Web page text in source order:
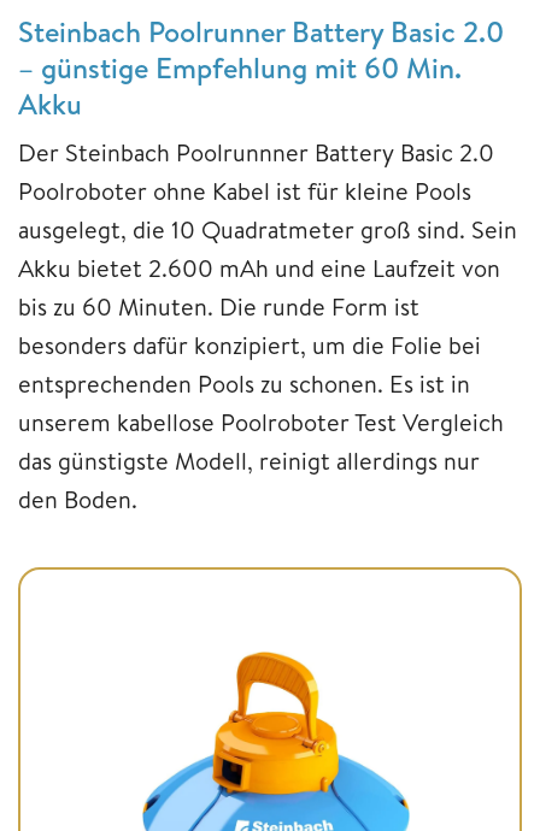
Steinbach Poolrunner Battery Basic 2.0
– günstige Empfehlung mit 60 Min.
Akku
Der Steinbach Poolrunnner Battery Basic 2.0
Poolroboter ohne Kabel ist für kleine Pools
ausgelegt, die 10 Quadratmeter groß sind. Sein
Akku bietet 2.600 mAh und eine Laufzeit von
bis zu 60 Minuten. Die runde Form ist
besonders dafür konzipiert, um die Folie bei
entsprechenden Pools zu schonen. Es ist in
unserem kabellose Poolroboter Test Vergleich
das günstigste Modell, reinigt allerdings nur
den Boden.